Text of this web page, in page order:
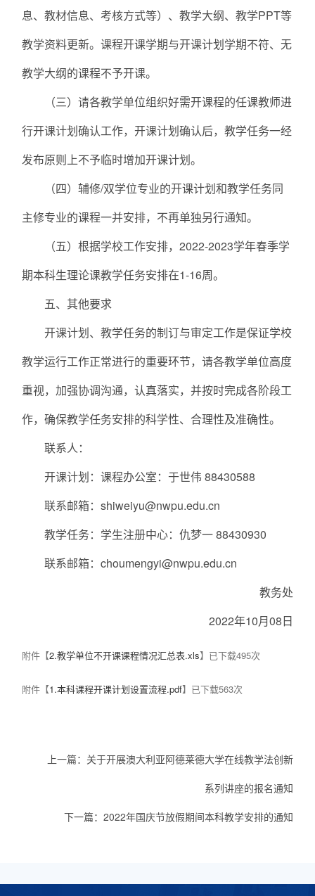
息、教材信息、考核方式等）、教学大纲、教学PPT等
教学资料更新。课程开课学期与开课计划学期不符、无
教学大纲的课程不予开课。
（三）请各教学单位组织好需开课程的任课教师进
行开课计划确认工作，开课计划确认后，教学任务一经
发布原则上不予临时增加开课计划。
（四）辅修/双学位专业的开课计划和教学任务同
主修专业的课程一并安排，不再单独另行通知。
（五）根据学校工作安排，2022-2023学年春季学
期本科生理论课教学任务安排在1-16周。
五、其他要求
开课计划、教学任务的制订与审定工作是保证学校
教学运行工作正常进行的重要环节，请各教学单位高度
重视，加强协调沟通，认真落实，并按时完成各阶段工
作，确保教学任务安排的科学性、合理性及准确性。
联系人：
开课计划：课程办公室：于世伟 88430588
联系邮箱：shiweiyu@nwpu.edu.cn
教学任务：学生注册中心：仇梦一 88430930
联系邮箱：choumengyi@nwpu.edu.cn
教务处
2022年10月08日
附件【2.教学单位不开课课程情况汇总表.xls】已下载495次
附件【1.本科课程开课计划设置流程.pdf】已下载563次
上一篇： 关于开展澳大利亚阿德莱德大学在线教学法创新
系列讲座的报名通知
下一篇：2022年国庆节放假期间本科教学安排的通知